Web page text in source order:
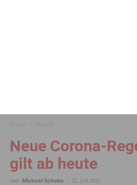
Neue Corona-
gilt ab heute
von Michael Schoba - 22. Juli 2021